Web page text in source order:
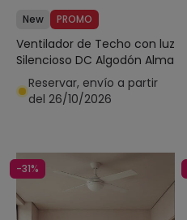
New
PROMO
Ventilador de Techo con luz
Silencioso DC Algodón Alma
Reservar, envío a partir
del 26/10/2026
-31%